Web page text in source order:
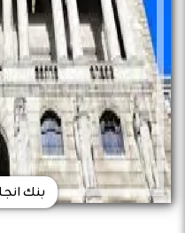
بنك